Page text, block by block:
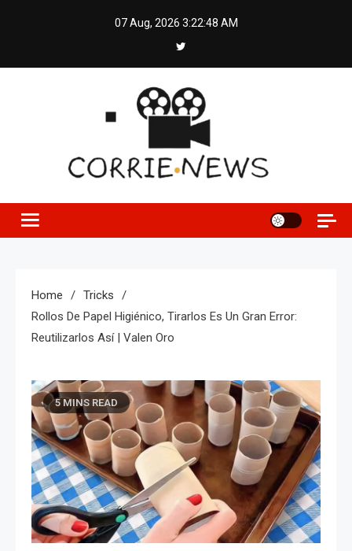
07 Aug, 2026 3:22:48 AM
Home
Tricks
Rollos De Papel Higiénico, Tirarlos Es Un Gran Error:
Reutilizarlos Así | Valen Oro
5 MINS READ